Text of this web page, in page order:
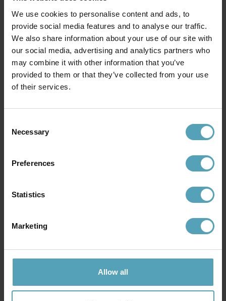
We use cookies to personalise content and ads, to
provide social media features and to analyse our traffic.
We also share information about your use of our site with
our social media, advertising and analytics partners who
may combine it with other information that you’ve
provided to them or that they’ve collected from your use
of their services.
Selection
Necessary
Preferences
Statistics
Marketing
Allow all
PR HOME
August Ø25 fönsterlampa
524 kr
August Ø25 fönsterlampa
449 kr
Rek. 599 kr
PRISMATCH
Ester Ø17 fönsterlampa
290 kr